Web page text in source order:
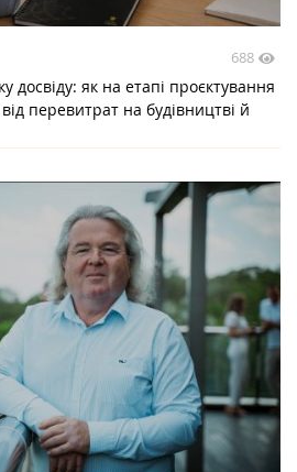
688
досвіду: як на етапі проєктування
перевитрат на будівництві й